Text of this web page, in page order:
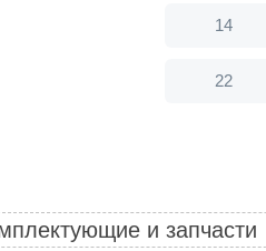
14
22
и запчасти